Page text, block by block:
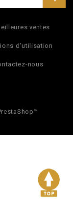
ventes
d'utilisation
nous